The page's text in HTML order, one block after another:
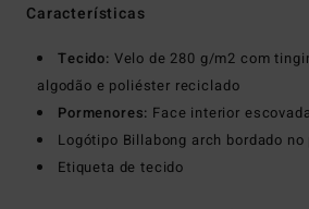
Características
Tecido: Velo de 280 g/m2 com
algodão e poliéster reciclado
Pormenores: Face interior escovada
Logótipo Billabong arch bordado no
Etiqueta de tecido